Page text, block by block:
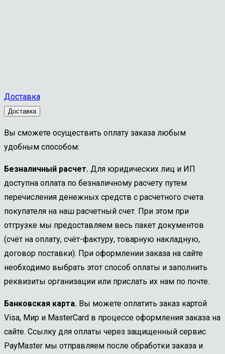
Доставка
Доставка
Вы сможете осуществить оплату заказа любым
удобным способом:
Безналичный расчет. Для юридических лиц и ИП
доступна оплата по безналичному расчету путем
перечисления денежных средств с расчетного счета
покупателя на наш расчетный счет. При этом при
отгрузке мы предоставляем весь пакет документов
(счёт на оплату, счёт-фактуру, товарную накладную,
договор поставки). При оформлении заказа на сайте
необходимо выбрать этот способ оплаты и заполнить
реквизиты организации или прислать их нам по почте.
Банковская карта. Вы можете оплатить заказ картой
Visa, Мир и MasterCard в процессе оформления заказа на
сайте. Ссылку для оплаты через защищенный сервис
PayMaster мы отправляем после обработки заказа и